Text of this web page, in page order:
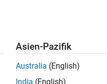
. Wenn Sie noch immer
unseres
Standort, um alle
Asien-Pazifik
Australia (English)
India (English)